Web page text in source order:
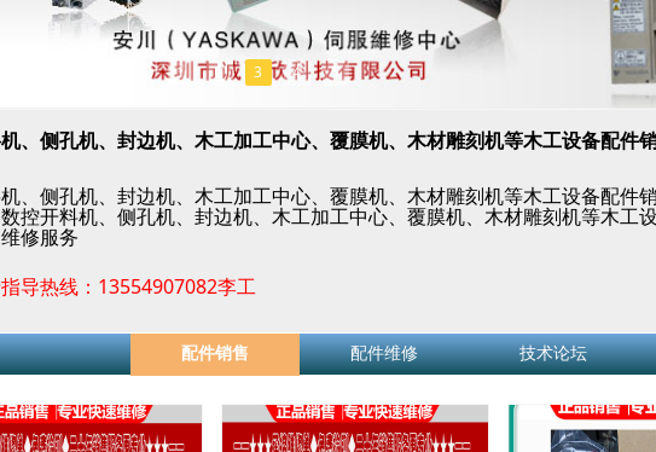
1 2 3 4 5
配件销售 配件维修 技术论坛
、侧孔机、封边机、木工加工中心、覆膜机、木材雕刻机等木工设备配件
、侧孔机、封边机、木工加工中心、覆膜机、木材雕刻机等木工设备配件
数控开料机、侧孔机、封边机、木工加工中心、覆膜机、木材雕刻机等木工
修服务
导热线：13554907082李工